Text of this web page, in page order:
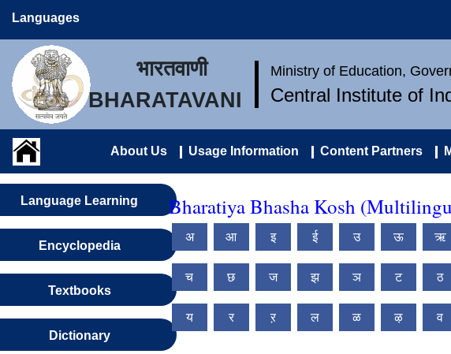
Languages
भारतवाणी
BHARATAVANI
Ministry of Education,
Central Institute of
About Us Usage Information Content Partners
Language Learning
Encyclopedia
Textbooks
Dictionary
Bharatiya Bhasha Kosh
अ आ इ ई उ ऊ ऋ
च छ ज झ ञ ट ठ
य र ऱ ल ळ ऴ व